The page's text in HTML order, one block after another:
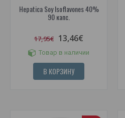
Hepatica Soy Isoflavones 40%
90 капс.
17,95€ 13,46€
Товар в наличии
В КОРЗИНУ